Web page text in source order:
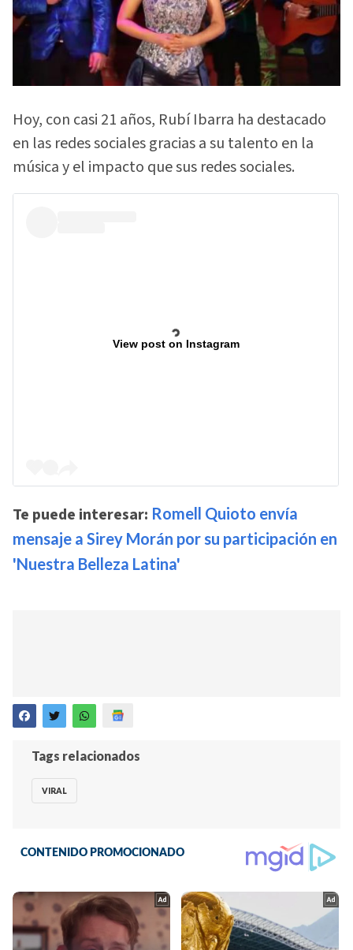
Hoy, con casi 21 años, Rubí Ibarra ha destacado
en las redes sociales gracias a su talento en la
música y el impacto que sus redes sociales.
View post on Instagram
Te puede interesar: Romell Quioto envía
mensaje a Sirey Morán por su participación en
'Nuestra Belleza Latina'
Tags relacionados
VIRAL